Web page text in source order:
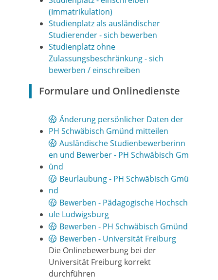
(Immatrikulation)
Studienplatz als ausländischer
Studierender - sich bewerben
Studienplatz ohne
Zulassungsbeschränkung - sich
bewerben / einschreiben
Formulare und Onlinedienste
Änderung persönlicher Daten der
PH Schwäbisch Gmünd mitteilen
Ausländische Studienbewerberinn
en und Bewerber - PH Schwäbisch Gm
ünd
Beurlaubung - PH Schwäbisch Gmü
nd
Bewerben - Pädagogische Hochsch
ule Ludwigsburg
Bewerben - PH Schwäbisch Gmünd
Bewerben - Universität Freiburg
Die Onlinebewerbung bei der
Universität Freiburg korrekt
durchführen